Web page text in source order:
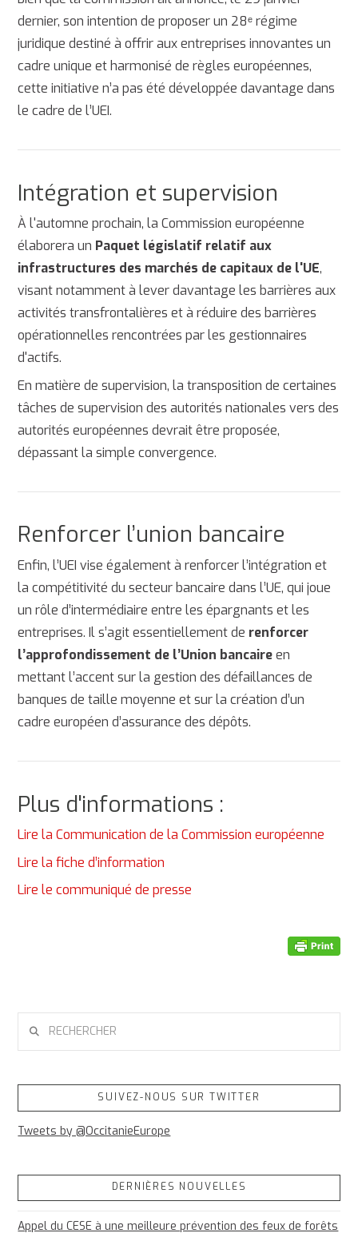
dernier, son intention de proposer un 28ᵉ régime
juridique destiné à offrir aux entreprises innovantes un
cadre unique et harmonisé de règles européennes,
cette initiative n’a pas été développée davantage dans
le cadre de l’UEI.
Intégration et supervision
À l'automne prochain, la Commission européenne
élaborera un Paquet législatif relatif aux
infrastructures des marchés de capitaux de l'UE,
visant notamment à lever davantage les barrières aux
activités transfrontalières et à réduire des barrières
opérationnelles rencontrées par les gestionnaires
d'actifs.
En matière de supervision, la transposition de certaines
tâches de supervision des autorités nationales vers des
autorités européennes devrait être proposée,
dépassant la simple convergence.
Renforcer l’union bancaire
Enfin, l’UEI vise également à renforcer l’intégration et
la compétitivité du secteur bancaire dans l’UE, qui joue
un rôle d’intermédiaire entre les épargnants et les
entreprises. Il s’agit essentiellement de renforcer
l’approfondissement de l’Union bancaireen
mettant l’accent sur la gestion des défaillances de
banques de taille moyenne et sur la création d’un
cadre européen d’assurance des dépôts.
Plus d'informations :
Lire la Communication de la Commission européenne
Lire la fiche d’information
Lire le communiqué de presse
SUIVEZ-NOUS SUR TWITTER
Tweets by @OccitanieEurope
DERNIÈRES NOUVELLES
Appel du CESE à une meilleure prévention des feux de forêts